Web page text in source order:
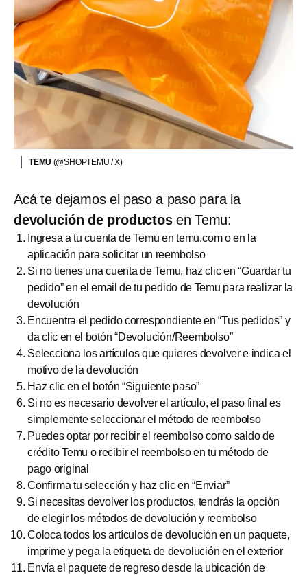
TEMU (@SHOPTEMU / X)
Acá te dejamos el paso a paso para la
devolución de productosen Temu:
Ingresa a tu cuenta de Temu en temu.com o en la
aplicación para solicitar un reembolso
Si no tienes una cuenta de Temu, haz clic en “Guardar tu
pedido” en el email de tu pedido de Temu para realizar la
devolución
Encuentra el pedido correspondiente en “Tus pedidos” y
da clic en el botón “Devolución/Reembolso”
Selecciona los artículos que quieres devolver e indica el
motivo de la devolución
Haz clic en el botón “Siguiente paso”
Si no es necesario devolver el artículo, el paso final es
simplemente seleccionar el método de reembolso
Puedes optar por recibir el reembolso como saldo de
crédito Temu o recibir el reembolso en tu método de
pago original
Confirma tu selección y haz clic en “Enviar”
Si necesitas devolver los productos, tendrás la opción
de elegir los métodos de devolución y reembolso
Coloca todos los artículos de devolución en un paquete,
imprime y pega la etiqueta de devolución en el exterior
Envía el paquete de regreso desde la ubicación de